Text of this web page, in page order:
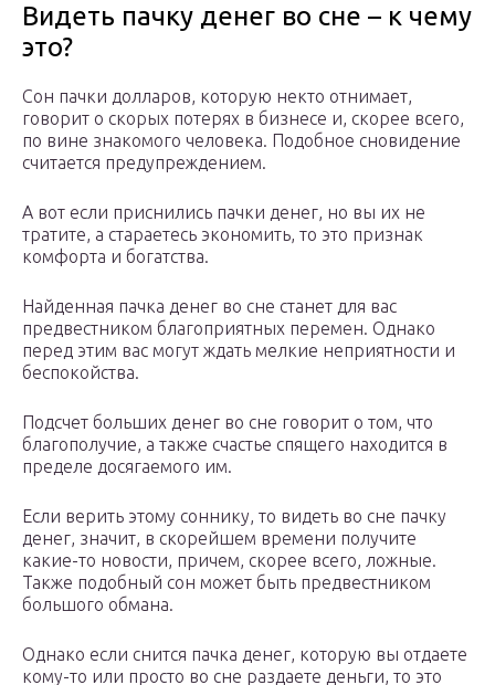
Видеть пачку денег во сне – к чему
это?
Сон пачки долларов, которую некто отнимает,
говорит о скорых потерях в бизнесе и, скорее всего,
по вине знакомого человека. Подобное сновидение
считается предупреждением.
А вот если приснились пачки денег, но вы их не
тратите, а стараетесь экономить, то это признак
комфорта и богатства.
Найденная пачка денег во сне станет для вас
предвестником благоприятных перемен. Однако
перед этим вас могут ждать мелкие неприятности и
беспокойства.
Подсчет больших денег во сне говорит о том, что
благополучие, а также счастье спящего находится в
пределе досягаемого им.
Если верить этому соннику, то видеть во сне пачку
денег, значит, в скорейшем времени получите
какие-то новости, причем, скорее всего, ложные.
Также подобный сон может быть предвестником
большого обмана.
Однако если снится пачка денег, которую вы отдаете
кому-то или просто во сне раздаете деньги, то это